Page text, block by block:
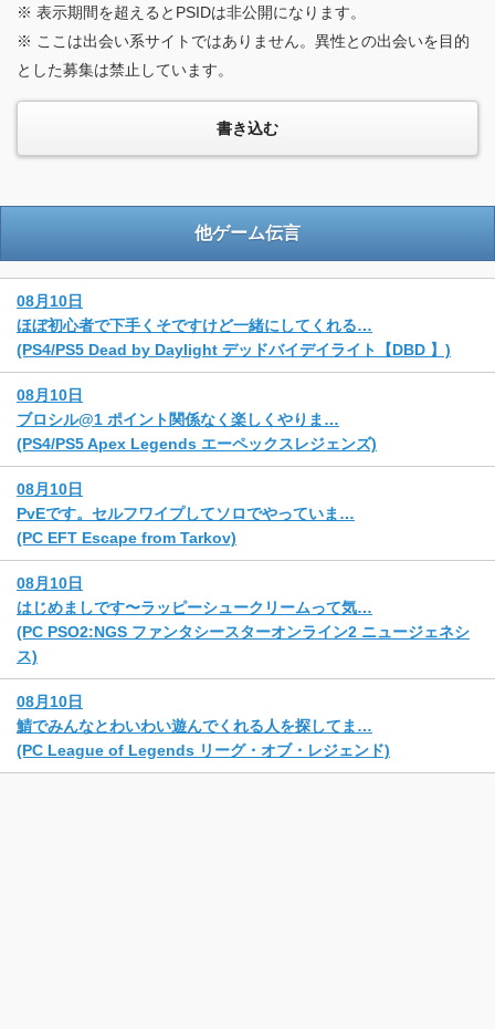
※ 表示期間を超えるとPSIDは非公開になります。
※ ここは出会い系サイトではありません。異性との出会いを目的
とした募集は禁止しています。
他ゲーム伝言
08月10日
ほぼ初心者で下手くそですけど一緒にしてくれる…
(PS4/PS5 Dead by Daylight デッドバイデイライト【DBD 】)
08月10日
ブロシル@1 ポイント関係なく楽しくやりま…
(PS4/PS5 Apex Legends エーペックスレジェンズ)
08月10日
PvEです。セルフワイプしてソロでやっていま…
(PC EFT Escape from Tarkov)
08月10日
はじめましです〜ラッピーシュークリームって気…
(PC PSO2:NGS ファンタシースターオンライン2 ニュージェネシ
ス)
08月10日
鯖でみんなとわいわい遊んでくれる人を探してま…
(PC League of Legends リーグ・オブ・レジェンド)